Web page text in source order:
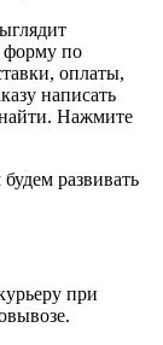
форму по
оплаты,
написать
Нажмите
развивать
при